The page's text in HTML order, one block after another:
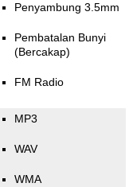
Penyambung 3.5mm
Pembatalan Bunyi
(Bercakap)
FM Radio
MP3
WAV
WMA